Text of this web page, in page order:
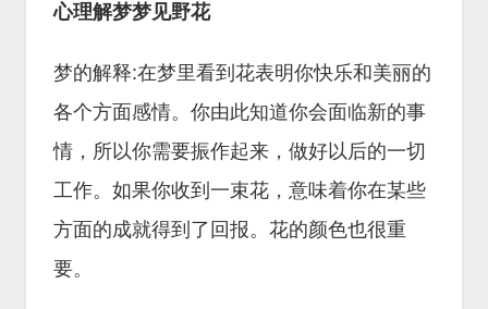
心理解梦梦见野花
梦的解释:在梦里看到花表明你快乐和美丽的
各个方面感情。你由此知道你会面临新的事
情，所以你需要振作起来，做好以后的一切
工作。如果你收到一束花，意味着你在某些
方面的成就得到了回报。花的颜色也很重
要。